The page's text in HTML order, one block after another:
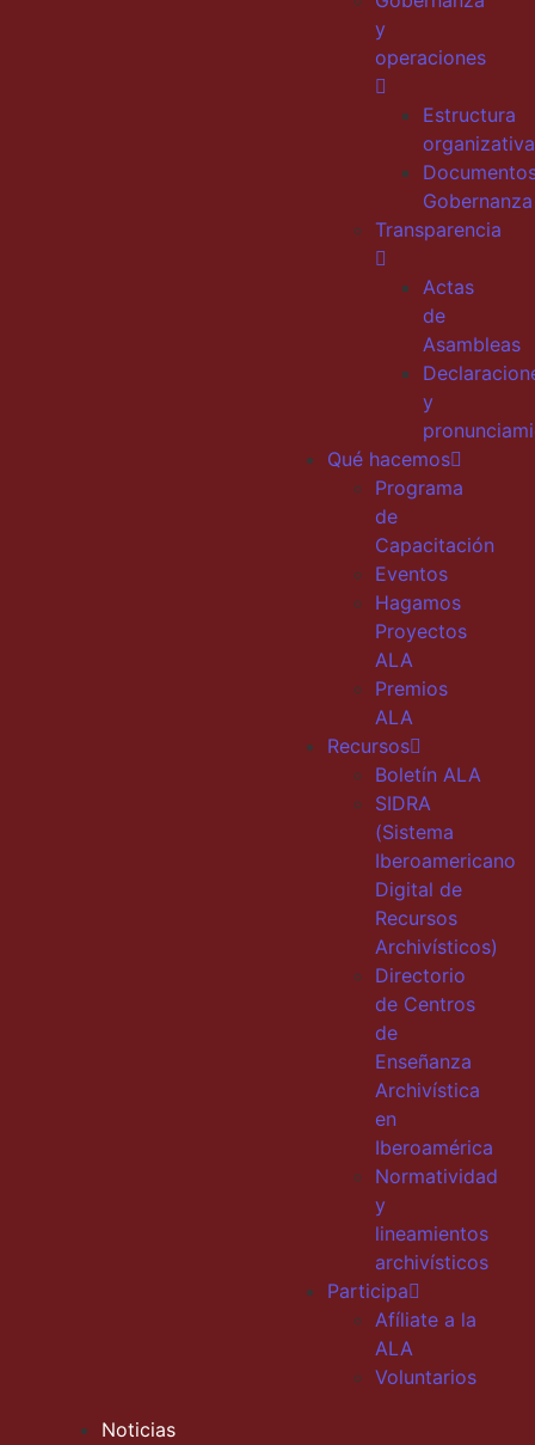
y
operaciones
Estructura
organizativa
Gobernanza
Transparencia
Actas
de
Asambleas
y
Qué hacemos
Programa
de
Capacitación
Eventos
Hagamos
Proyectos
ALA
Premios
ALA
Recursos
Boletín ALA
SIDRA
(Sistema
Iberoamericano
Digital de
Recursos
Archivísticos)
Directorio
de Centros
de
Enseñanza
Archivística
en
Iberoamérica
Normatividad
y
lineamientos
archivísticos
Participa
Afíliate a la
ALA
Voluntarios
Noticias